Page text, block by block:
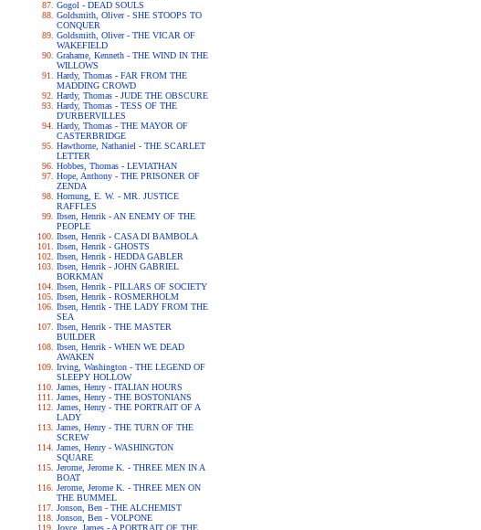
Gogol - DEAD SOULS
Goldsmith, Oliver - SHE STOOPS TO
CONQUER
Goldsmith, Oliver - THE VICAR OF
WAKEFIELD
Grahame, Kenneth - THE WIND IN THE
WILLOWS
Hardy, Thomas - FAR FROM THE
MADDING CROWD
Hardy, Thomas - JUDE THE OBSCURE
Hardy, Thomas - TESS OF THE
D'URBERVILLES
Hardy, Thomas - THE MAYOR OF
CASTERBRIDGE
Hawthorne, Nathaniel - THE SCARLET
LETTER
Hobbes, Thomas - LEVIATHAN
Hope, Anthony - THE PRISONER OF
ZENDA
Hornung, E. W. - MR. JUSTICE
RAFFLES
Ibsen, Henrik - AN ENEMY OF THE
PEOPLE
Ibsen, Henrik - CASA DI BAMBOLA
Ibsen, Henrik - GHOSTS
Ibsen, Henrik - HEDDA GABLER
Ibsen, Henrik - JOHN GABRIEL
BORKMAN
Ibsen, Henrik - PILLARS OF SOCIETY
Ibsen, Henrik - ROSMERHOLM
Ibsen, Henrik - THE LADY FROM THE
SEA
Ibsen, Henrik - THE MASTER
BUILDER
Ibsen, Henrik - WHEN WE DEAD
AWAKEN
Irving, Washington - THE LEGEND OF
SLEEPY HOLLOW
James, Henry - ITALIAN HOURS
James, Henry - THE BOSTONIANS
James, Henry - THE PORTRAIT OF A
LADY
James, Henry - THE TURN OF THE
SCREW
James, Henry - WASHINGTON
SQUARE
Jerome, Jerome K. - THREE MEN IN A
BOAT
Jerome, Jerome K. - THREE MEN ON
THE BUMMEL
Jonson, Ben - THE ALCHEMIST
Jonson, Ben - VOLPONE
Joyce, James - A PORTRAIT OF THE